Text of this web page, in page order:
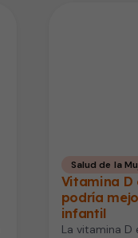
Salud de la
Vitamina D
podría
infantil
La vitamina D